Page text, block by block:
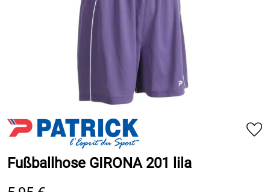
Fußballhose GIRONA 201 lila